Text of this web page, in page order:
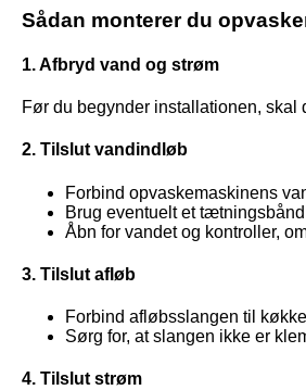
Sådan monterer du
1. Afbryd vand og strøm
Før du begynder installationen, skal
2. Tilslut vandindløb
Forbind opvaskemaskinens
Brug eventuelt et
Åbn for vandet og kontroller,
3. Tilslut afløb
Forbind afløbsslangen til
Sørg for, at slangen ikke er
4. Tilslut strøm